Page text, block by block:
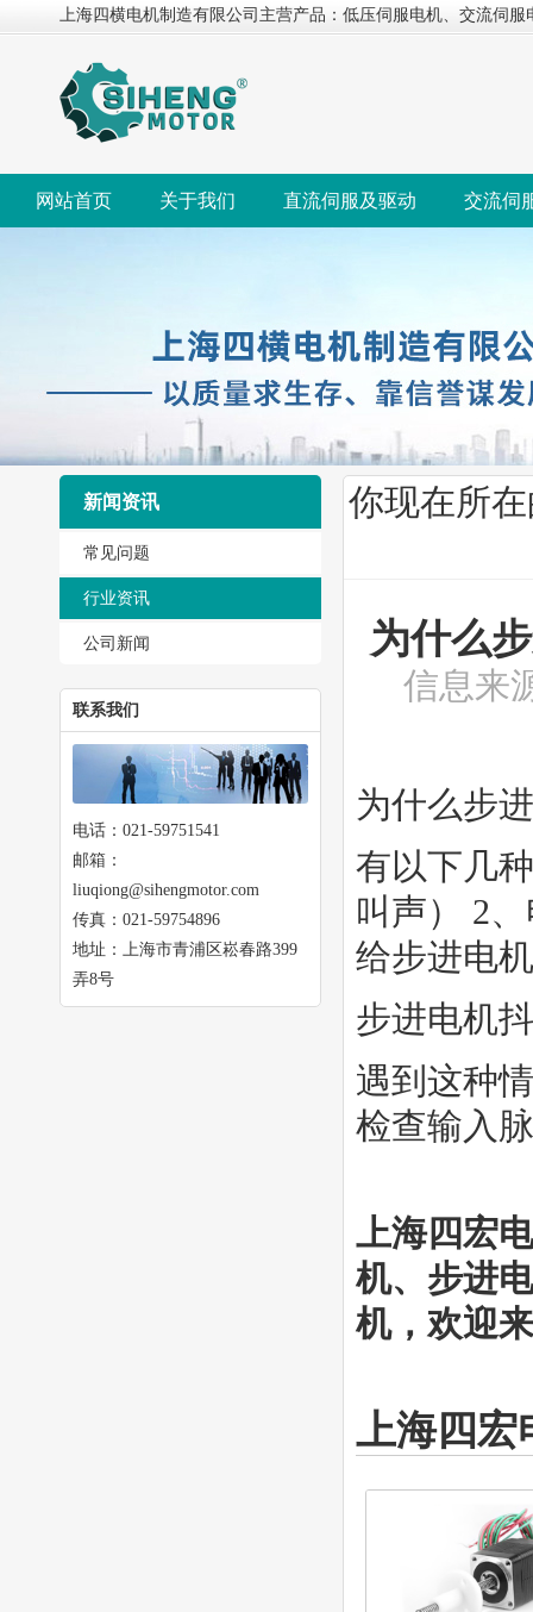
上海四横电机制造有限公司主营产品：低压伺服电机、交流伺
网站首页 关于我们 直流伺服及驱动 交流伺
新闻资讯
常见问题
行业资讯
公司新闻
联系我们
电话：021-59751541
邮箱：
liuqiong@sihengmotor.com
传真：021-59754896
地址：上海市青浦区崧春路399
弄8号
你现在所
为什么
信息来
为什么步
有以下几
叫声） 2
给步进电
步进电机
遇到这种
检查输入
上海四宏
机、步进
机，欢迎
上海四宏